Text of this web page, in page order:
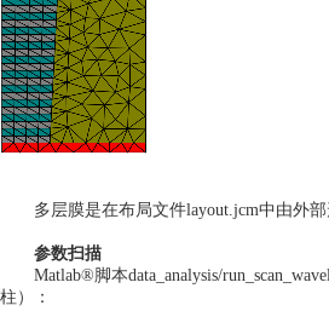
多层膜是在布局文件layout.jcm中由外
参数扫描
Matlab®脚本data_analysis/
柱）：